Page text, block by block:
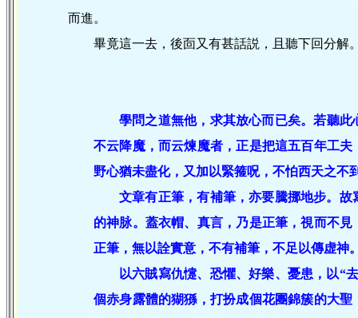
而進。
畢竟這一去，後靣又有甚話説，且聽下回分解
學問之道無他，求其放心而已矣。若聽
不云降魔，而云煉魔者，正是把這五百年工
野心猶未盡化，又加以緊箍呪，不怕西天之不
文章有正筆，有補筆，亦要騰挪地步。
的神脉。蓋衣帽、真言，乃是正筆，視而不
正筆，無以詮實意，不有補筆，不足以傳虚神
以六賊寫仇懥、恐懼、好樂、憂患，以“
個赤身露體的猢猻，打扮成個花團錦簇的大